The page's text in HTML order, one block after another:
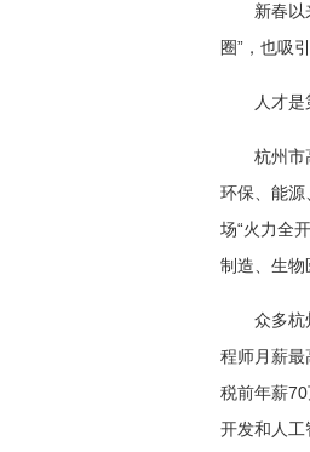
新春以
圈”，也吸
人才
杭州市
环保、能
场“火力全
制造、生物
众多杭
程师月薪最
税前年薪
开发和人